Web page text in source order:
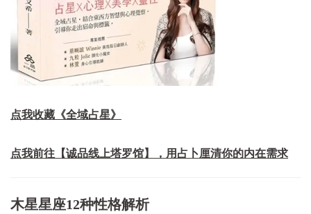
点我收藏《全域占星》
点我前往【诚品线上塔罗馆】，用占卜厘清你的内在需求
木星星座12种性格解析